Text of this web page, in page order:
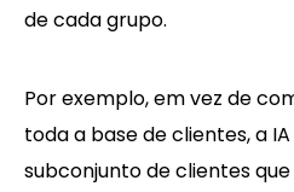
de cada grupo.
Por exemplo, em vez de
toda a base de clientes, a
subconjunto de clientes